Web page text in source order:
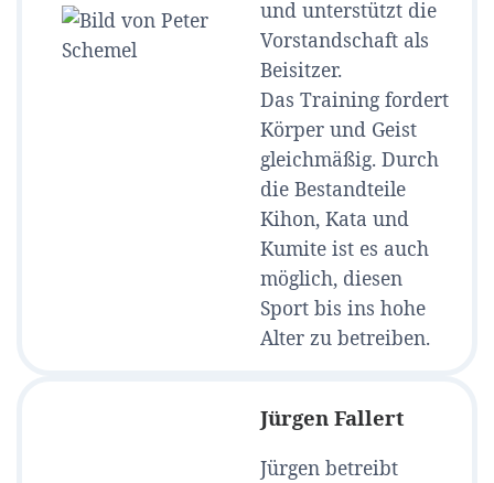
und unterstützt die
Vorstandschaft als
Beisitzer.
Das Training fordert
Körper und Geist
gleichmäßig. Durch
die Bestandteile
Kihon, Kata und
Kumite ist es auch
möglich, diesen
Sport bis ins hohe
Alter zu betreiben.
Jürgen Fallert
Jürgen betreibt